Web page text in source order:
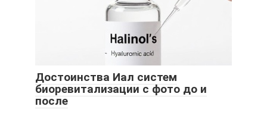
Достоинства Иал систем
биоревитализации с фото до и
после